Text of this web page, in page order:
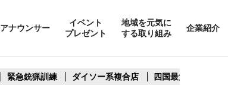
アナウンサー
イベント
プレゼント
地域を元気に
する取り組み
企業紹介
緊急銃猟訓練 ダイソー系複合店 四国最大スリコ